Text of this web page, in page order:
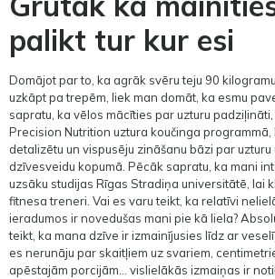
palikt tur kur esi
Domājot par to, ka agrāk svēru teju 90
uzkāpt pa trepēm, liek man domāt, ka esmu
sapratu, ka vēlos mācīties par uzturu
Precision Nutrition uztura koučinga
detalizētu un vispusēju zināšanu bāzi par uzturu
dzīvesveidu kopumā. Pēcāk sapratu, ka mani
uzsāku studijas Rīgas Stradiņa universitātē, lai
fitnesa treneri. Vai es varu teikt, ka relatīvi
ieradumos ir novedušas mani pie kā liela?
teikt, ka mana dzīve ir izmainījusies līdz ar
es nerunāju par skaitļiem uz svariem,
apēstajām porcijām… vislielākās izmaiņas ir